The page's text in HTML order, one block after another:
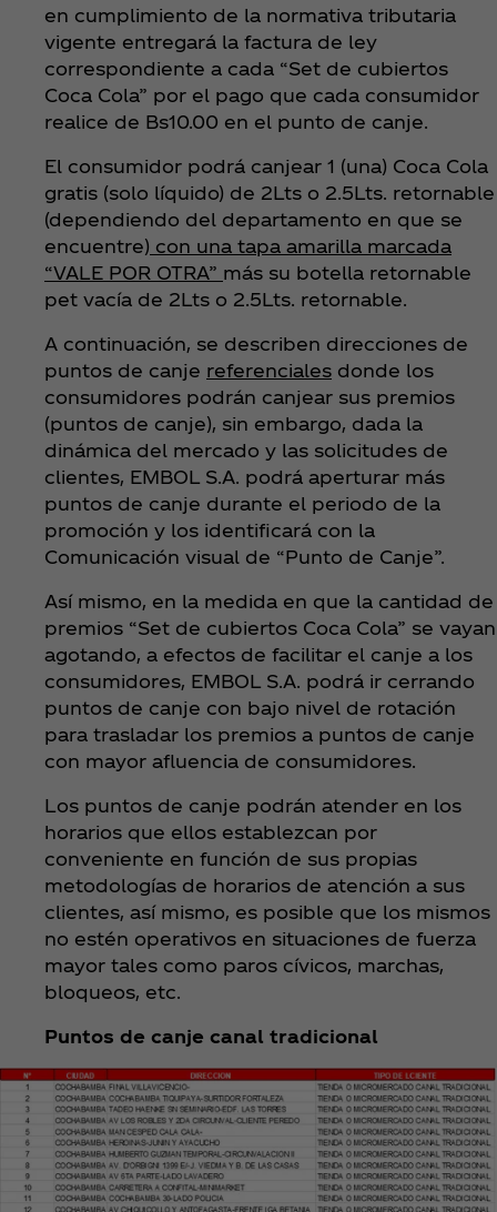
en cumplimiento de la normativa tributaria
vigente entregará la factura de ley
correspondiente a cada “Set de cubiertos
Coca Cola” por el pago que cada consumidor
realice de Bs10.00 en el punto de canje.
El consumidor podrá canjear 1 (una) Coca Cola
gratis (solo líquido) de 2Lts o 2.5Lts. retornable
(dependiendo del departamento en que se
encuentre) con una tapa amarilla marcada
“VALE POR OTRA” más su botella retornable
pet vacía de 2Lts o 2.5Lts. retornable.
A continuación, se describen direcciones de
puntos de canje referenciales donde los
consumidores podrán canjear sus premios
(puntos de canje), sin embargo, dada la
dinámica del mercado y las solicitudes de
clientes, EMBOL S.A. podrá aperturar más
puntos de canje durante el periodo de la
promoción y los identificará con la
Comunicación visual de “Punto de Canje”.
Así mismo, en la medida en que la cantidad de
premios “Set de cubiertos Coca Cola” se vayan
agotando, a efectos de facilitar el canje a los
consumidores, EMBOL S.A. podrá ir cerrando
puntos de canje con bajo nivel de rotación
para trasladar los premios a puntos de canje
con mayor afluencia de consumidores.
Los puntos de canje podrán atender en los
horarios que ellos establezcan por
conveniente en función de sus propias
metodologías de horarios de atención a sus
clientes, así mismo, es posible que los mismos
no estén operativos en situaciones de fuerza
mayor tales como paros cívicos, marchas,
bloqueos, etc.
Puntos de canje canal tradicional